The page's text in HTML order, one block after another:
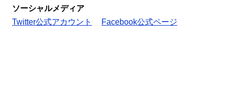
ソーシャルメディア
Twitter公式アカウント
Facebook公式ページ